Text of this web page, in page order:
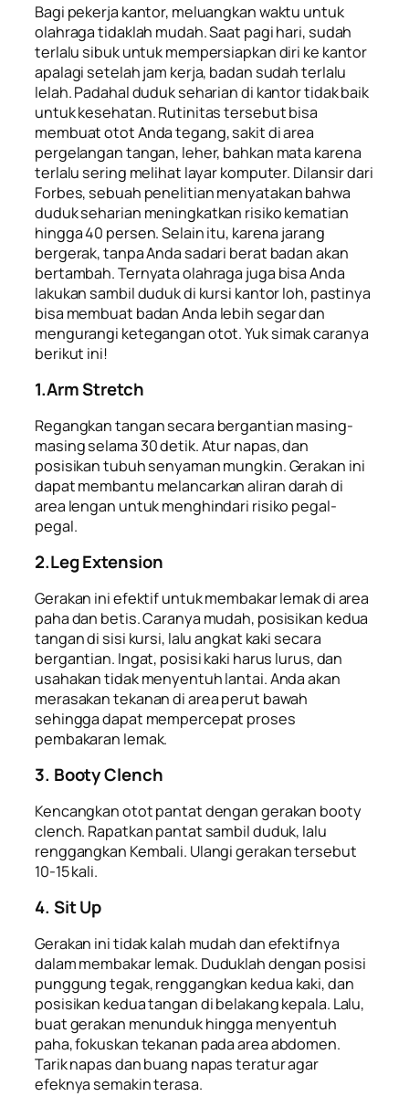
Bagi pekerja kantor, meluangkan waktu untuk
olahraga tidaklah mudah. Saat pagi hari, sudah
terlalu sibuk untuk mempersiapkan diri ke kantor
apalagi setelah jam kerja, badan sudah terlalu
lelah. Padahal duduk seharian di kantor tidak baik
untuk kesehatan. Rutinitas tersebut bisa
membuat otot Anda tegang, sakit di area
pergelangan tangan, leher, bahkan mata karena
terlalu sering melihat layar komputer. Dilansir dari
Forbes, sebuah penelitian menyatakan bahwa
duduk seharian meningkatkan risiko kematian
hingga 40 persen. Selain itu, karena jarang
bergerak, tanpa Anda sadari berat badan akan
bertambah. Ternyata olahraga juga bisa Anda
lakukan sambil duduk di kursi kantor loh, pastinya
bisa membuat badan Anda lebih segar dan
mengurangi ketegangan otot. Yuk simak caranya
berikut ini!
1.Arm Stretch
Regangkan tangan secara bergantian masing-
masing selama 30 detik. Atur napas, dan
posisikan tubuh senyaman mungkin. Gerakan ini
dapat membantu melancarkan aliran darah di
area lengan untuk menghindari risiko pegal-
pegal.
2.Leg Extension
Gerakan ini efektif untuk membakar lemak di area
paha dan betis. Caranya mudah, posisikan kedua
tangan di sisi kursi, lalu angkat kaki secara
bergantian. Ingat, posisi kaki harus lurus, dan
usahakan tidak menyentuh lantai. Anda akan
merasakan tekanan di area perut bawah
sehingga dapat mempercepat proses
pembakaran lemak.
3. Booty Clench
Kencangkan otot pantat dengan gerakan booty
clench. Rapatkan pantat sambil duduk, lalu
renggangkan Kembali. Ulangi gerakan tersebut
10-15 kali.
4. Sit Up
Gerakan ini tidak kalah mudah dan efektifnya
dalam membakar lemak. Duduklah dengan posisi
punggung tegak, renggangkan kedua kaki, dan
posisikan kedua tangan di belakang kepala. Lalu,
buat gerakan menunduk hingga menyentuh
paha, fokuskan tekanan pada area abdomen.
Tarik napas dan buang napas teratur agar
efeknya semakin terasa.